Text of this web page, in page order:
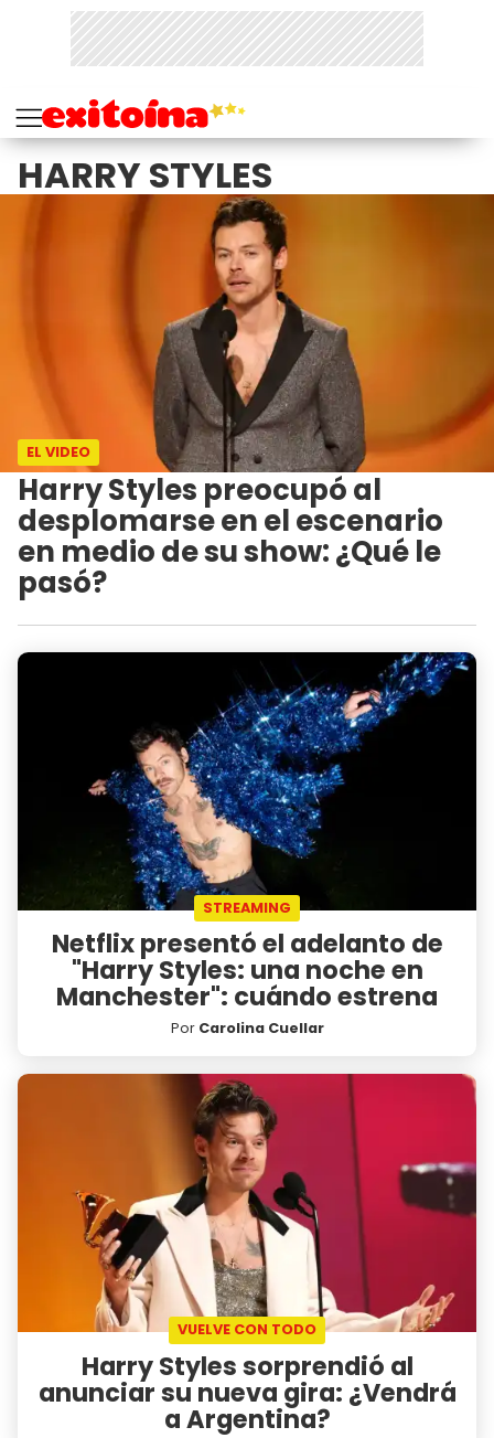
HARRY STYLES
EL VIDEO
Harry Styles preocupó al
desplomarse en el escenario
en medio de su show: ¿Qué le
pasó?
STREAMING
Netflix presentó el adelanto de
"Harry Styles: una noche en
Manchester": cuándo estrena
Por Carolina Cuellar
VUELVE CON TODO
Harry Styles sorprendió al
anunciar su nueva gira: ¿Vendrá
a Argentina?